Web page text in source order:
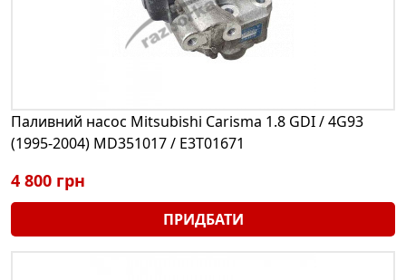
Паливний насос Mitsubishi Carisma 1.8 GDI / 4G93
(1995-2004) MD351017 / E3T01671
4 800 грн
ПРИДБАТИ